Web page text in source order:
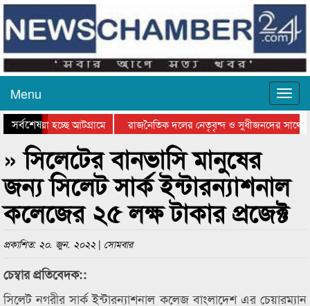
Menu
সর্বশেষ
যাওয়া হচ্ছে আটগ্রামে
রাজনৈতিক দলের নেতৃবৃন্দ ও সুধীজনদের সাথে
পুরস্কার বিতরণ সম্পন্ন
সিলেটে বাংলাদেশ গ্রুপ থিয়েটার
» সিলেটের বানভাসি মানুষের
জন্য সিলেট সার্ক ইন্টারন্যাশনাল
কলেজের ২৫ লক্ষ টাকার প্রজেক্ট
প্রকাশিত: ২০. জুন. ২০২২ | সোমবার
চেম্বার প্রতিবেদক::
সিলেট নগরীর সার্ক ইন্টারন্যাশনাল কলেজ বাংলাদেশ এর চেয়ারম্যান